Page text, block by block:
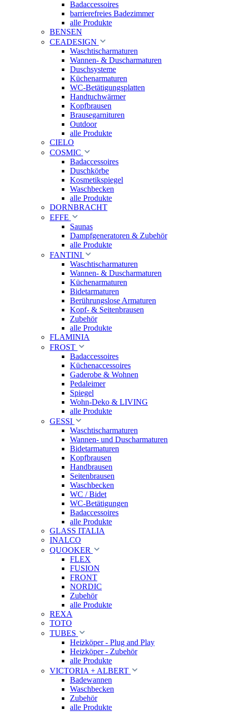
Badaccessoires
barrierefreies Badezimmer
alle Produkte
BENSEN
CEADESIGN
Waschtischarmaturen
Wannen- & Duscharmaturen
Duschsysteme
Küchenarmaturen
WC-Betätigungsplatten
Handtuchwärmer
Kopfbrausen
Brausegarnituren
Outdoor
alle Produkte
CIELO
COSMIC
Badaccessoires
Duschkörbe
Kosmetikspiegel
Waschbecken
alle Produkte
DORNBRACHT
EFFE
Saunas
Dampfgeneratoren & Zubehör
alle Produkte
FANTINI
Waschtischarmaturen
Wannen- & Duscharmaturen
Küchenarmaturen
Bidetarmaturen
Berührungslose Armaturen
Kopf- & Seitenbrausen
Zubehör
alle Produkte
FLAMINIA
FROST
Badaccessoires
Küchenaccessoires
Gaderobe & Wohnen
Pedaleimer
Spiegel
Wohn-Deko & LIVING
alle Produkte
GESSI
Waschtischarmaturen
Wannen- und Duscharmaturen
Bidetarmaturen
Kopfbrausen
Handbrausen
Seitenbrausen
Waschbecken
WC / Bidet
WC-Betätigungen
Badaccessoires
alle Produkte
GLASS ITALIA
INALCO
QUOOKER
FLEX
FUSION
FRONT
NORDIC
Zubehör
alle Produkte
REXA
TOTO
TUBES
Heizköper - Plug and Play
Heizköper - Zubehör
alle Produkte
VICTORIA + ALBERT
Badewannen
Waschbecken
Zubehör
alle Produkte